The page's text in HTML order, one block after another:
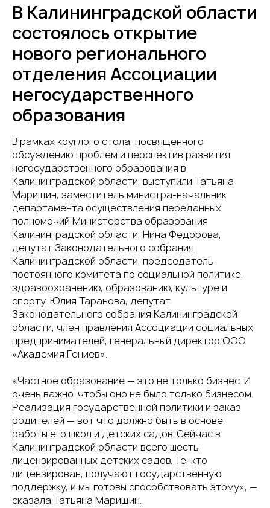
В Калининградской области
состоялось открытие
нового регионального
отделения Ассоциации
негосударственного
образования
В рамках круглого стола, посвященного
обсуждению проблем и перспектив развития
негосударственного образования в
Калининградской области, выступили Татьяна
Марищин, заместитель министра-начальник
департамента осуществления переданных
полномочий Министерства образования
Калининградской области, Нина Федорова,
депутат Законодательного собрания
Калининградской области, председатель
постоянного комитета по социальной политике,
здравоохранению, образованию, культуре и
спорту, Юлия Таранова, депутат
Законодательного собрания Калининградской
области, член правления Ассоциации социальных
предпринимателей, генеральный директор ООО
«Академия Гениев».
«Частное образование — это не только бизнес. И
очень важно, чтобы оно не было только бизнесом.
Реализация государственной политики и заказ
родителей — вот что должно быть в основе
работы его школ и детских садов. Сейчас в
Калининградской области всего шесть
лицензированных детских садов. Те, кто
лицензирован, получают государственную
поддержку, и мы готовы способствовать этому», —
сказала Татьяна Марищин.